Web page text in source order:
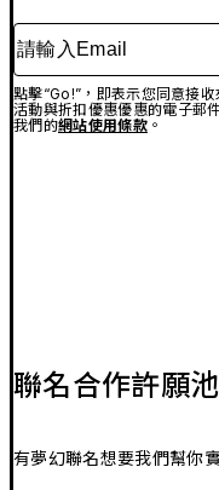
請輸入Email
點擊“Go!”，即表示您同意接
活動與折扣優惠優惠的電子郵
我們的網站使用條款。
聯名合作許願池
有夢幻聯名想要我們幫你